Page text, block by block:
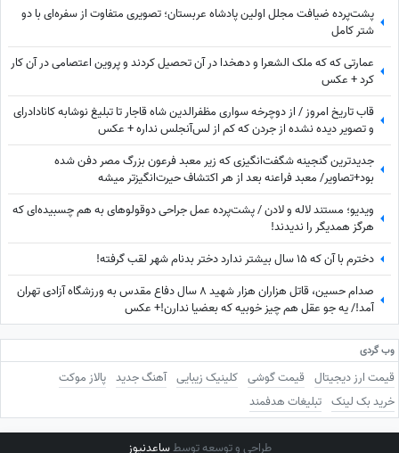
پشت‌پرده ضیافت مجلل اولین پادشاه عربستان؛ تصویری متفاوت از سفره‌ای با دو
شتر کامل
عمارتی که که ملک الشعرا و دهخدا در آن تحصیل کردند و پروین اعتصامی در آن کار
کرد + عکس
قاب تاریخ امروز / از دوچرخه سواری مظفرالدین شاه قاجار تا تبلیغ نوشابه ‌کانادادرای
و تصویر دیده نشده از جردن که کم از لس‌آنجلس نداره + عکس
جدیدترین گنجینه شگفت‌انگیزی که زیر معبد فرعون بزرگ مصر دفن شده
بود+تصاویر/ معبد فراعنه بعد از هر اکتشاف حیرت‌انگیزتر میشه
ویدیو؛ مستند لاله و لادن / پشت‌پرده عمل جراحی دوقولوهای به هم چسبیده‌ای که
هرگز همدیگر را ندیدند!
دخترم با آن که ۱۵ سال بیشتر ندارد دختر بدنام شهر لقب گرفته!
صدام حسین، قاتل هزاران هزار شهید 8 سال دفاع مقدس به ورزشگاه آزادی تهران
آمد!/ یه جو عقل هم چیز خوبیه که بعضیا ندارن!+ عکس
وب گردی
قیمت ارز دیجیتال قیمت گوشی کلینیک زیبایی آهنگ جدید پالاز موکت
خرید بک لینک تبلیغات هدفمند
طراحی و توسعه توسطساعدنیوز